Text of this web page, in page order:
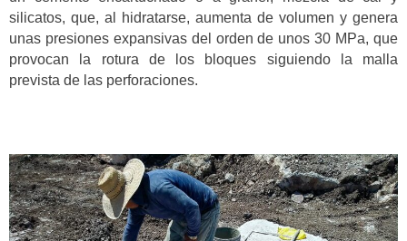
silicatos, que, al hidratarse, aumenta de volumen y genera
unas presiones expansivas del orden de unos 30 MPa, que
provocan la rotura de los bloques siguiendo la malla
prevista de las perforaciones.